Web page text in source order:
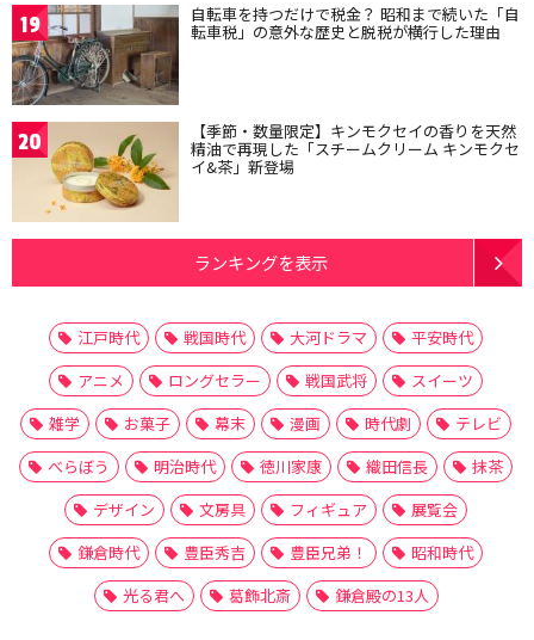
19 自転車を持つだけで税金？ 昭和まで続いた「自
転車税」の意外な歴史と脱税が横行した理由
20 【季節・数量限定】キンモクセイの香りを天然
精油で再現した「スチームクリーム キンモクセ
イ&茶」新登場
ランキングを表示
江戸時代 戦国時代 大河ドラマ
平安時代
アニメ
ロングセラー 戦国武将
スイーツ
雑学
お菓子 幕末 漫画 時代劇
テレビ
べらぼう
明治時代 徳川家康 織田信長
抹茶
デザイン
文房具 フィギュア
展覧会
鎌倉時代
豊臣秀吉 豊臣兄弟！
昭和時代
光る君へ
葛飾北斎 鎌倉殿の13人